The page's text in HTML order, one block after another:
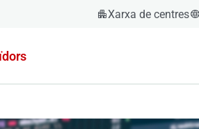
Xarxa de centres